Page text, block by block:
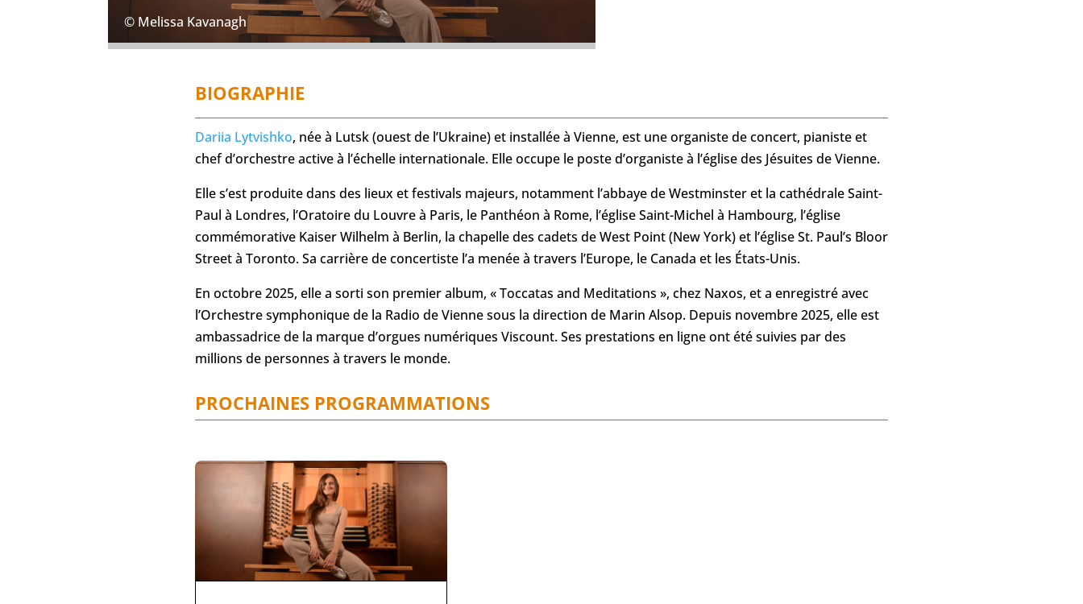
© Melissa Kavanagh
BIOGRAPHIE
Dariia Lytvishko, née à Lutsk (ouest de l’Ukraine) et installée à Vienne, est une organiste de concert, pianiste et
chef d’orchestre active à l’échelle internationale. Elle occupe le poste d’organiste à l’église des Jésuites de Vienne.
Elle s’est produite dans des lieux et festivals majeurs, notamment l’abbaye de Westminster et la cathédrale Saint-
Paul à Londres, l’Oratoire du Louvre à Paris, le Panthéon à Rome, l’église Saint-Michel à Hambourg, l’église
commémorative Kaiser Wilhelm à Berlin, la chapelle des cadets de West Point (New York) et l’église St. Paul’s Bloor
Street à Toronto. Sa carrière de concertiste l’a menée à travers l’Europe, le Canada et les États-Unis.
En octobre 2025, elle a sorti son premier album, « Toccatas and Meditations », chez Naxos, et a enregistré avec
l’Orchestre symphonique de la Radio de Vienne sous la direction de Marin Alsop. Depuis novembre 2025, elle est
ambassadrice de la marque d’orgues numériques Viscount. Ses prestations en ligne ont été suivies par des
millions de personnes à travers le monde.
PROCHAINES PROGRAMMATIONS